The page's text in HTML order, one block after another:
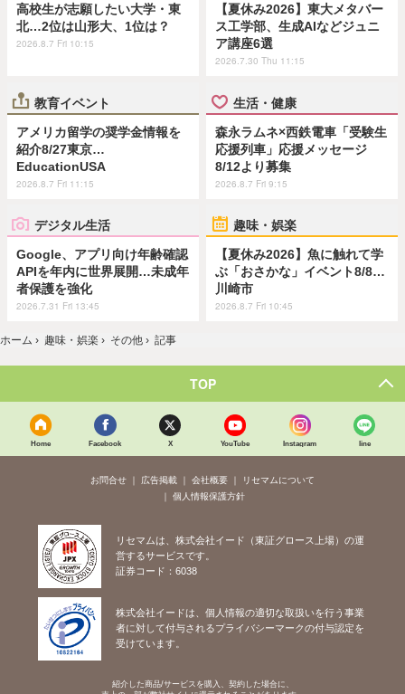
高校生が志願したい大学・東
北…2位は山形大、1位は？
2026.8.7 Fri 10:15
【夏休み2026】東大メタバー
ス工学部、生成AIなどジュニ
ア講座6選
2026.7.30 Thu 11:15
教育イベント
アメリカ留学の奨学金情報を
紹介8/27東京…
EducationUSA
2026.8.7 Fri 11:15
生活・健康
森永ラムネ×西鉄電車「受験生
応援列車」応援メッセージ
8/12より募集
2026.8.7 Fri 9:15
デジタル生活
Google、アプリ向け年齢確認
APIを年内に世界展開…未成年
者保護を強化
2026.7.31 Fri 13:45
趣味・娯楽
【夏休み2026】魚に触れて学
ぶ「おさかな」イベント8/8…
川崎市
2026.8.7 Fri 10:45
ホーム › 趣味・娯楽 › その他 › 記事
TOP
Home Facebook X YouTube Instagram line
お問合せ 広告掲載 会社概要
リセマムについて
個人情報保護方針
リセマムは、株式会社イード（東証グロース上場）の運
営するサービスです。
証券コード：6038
株式会社イードは、個人情報の適切な取扱いを行う事業
者に対して付与されるプライバシーマークの付与認定を
受けています。
紹介した商品/サービスを購入、契約した場合に、